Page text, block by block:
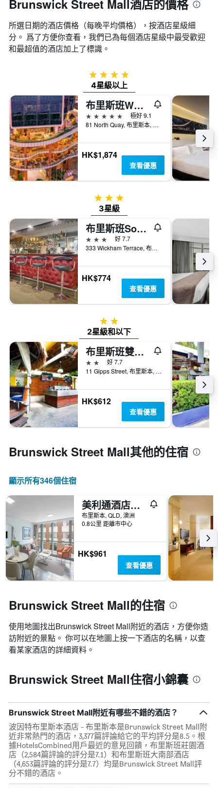
Brunswick Street Mall酒店的價格
所選日期的酒店價格（每晚平均價格），按酒店星級細
分。 爲了方便你查看，我們已為每個酒店星級中最受歡迎
和最超值的酒店加上了標識。
4星級
4星級以上
布里斯班W酒店
5星級
極好 9.1
81 North Quay, 布里斯本, QLD, 澳洲
HK$1,874
查看優惠
3星級
3星級
布里斯班Soho酒店
3星級
好 7.7
333 Wickham Terrace, 布里斯本, QLD, 澳洲
HK$774
查看優惠
2星級
2星級和以下
布里斯班雙層床旅舍
2星級
好 7.7
11 Gipps Street, 布里斯本, QLD, 澳洲
HK$612
查看優惠
Brunswick Street Mall​其他的住宿
顯示所有346​個住宿
美利通酒店式公寓 - 阿德萊德街 - 布里斯本
布里斯本, QLD, 澳洲
0.8公里 距離市中心
HK$961
查看優惠
Brunswick Street Mall的住宿
使用地圖找出Brunswick Street Mall​附近的酒店，方便你造
訪附近的景點。 你可以在地圖上按一下酒店的名稱，以查
看某家酒店的詳細資料。
Brunswick Street Mall住宿小錦囊
Brunswick Street Mall附近有哪些不錯的酒店？
波因特布里斯本酒店 - 布里斯本是Brunswick Street Mall附
近非常熱門的酒店，3,377篇評論給它的平均評分是8.5。根
據HotelsCombined用戶最近的意見回饋，布里斯班莊園酒
店（2,584篇評論的評分是7.1）和布里斯班大南部酒店
（4,653篇評論的評分是7.7）均是Brunswick Street Mall評
分不錯的酒店。